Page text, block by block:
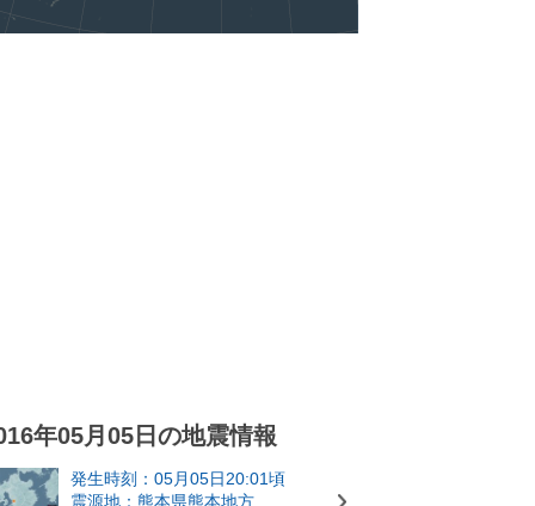
年05月05日の地震情報
発生時刻：05月05日20:01頃
震源地：熊本県熊本地方